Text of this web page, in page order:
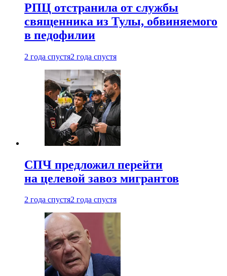
РПЦ отстранила от службы
священника из Тулы, обвиняемого
в педофилии
2 года спустя2 года спустя
СПЧ предложил перейти
на целевой завоз мигрантов
2 года спустя2 года спустя